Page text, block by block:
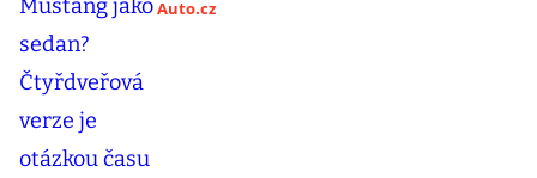
Auto.cz